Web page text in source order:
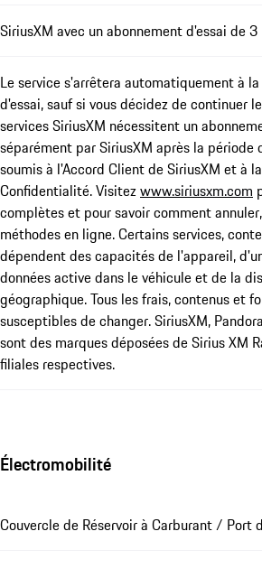
SiriusXM avec un abonnement d'essai de
Le service s'arrêtera automatiquement à
d'essai, sauf si vous décidez de continuer
services SiriusXM nécessitent un
séparément par SiriusXM après la période
soumis à l'Accord Client de SiriusXM et à
Confidentialité. Visitezwww.siriusxm.com
complètes et pour savoir comment
méthodes en ligne. Certains services,
dépendent des capacités de l'appareil,
données active dans le véhicule et de la
géographique. Tous les frais, contenus et
susceptibles de changer. SiriusXM,
sont des marques déposées de Sirius XM
filiales respectives.
Électromobilité
Couvercle de Réservoir à Carburant / Port